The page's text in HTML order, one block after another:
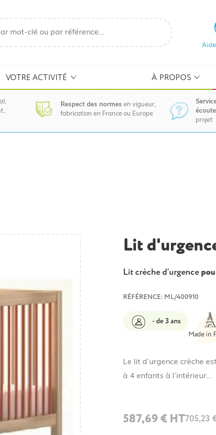
VOTRE ACTIVITÉ À PROPOS
Respect des normes en vigueur,
fabrication en France ou Europe
projet
Lit
Lit crèche d’urgence
RÉFÉRENCE: ML/400910
- de 3 ans
Made in
Le lit d’urgence crèche
à 4 enfants à l’intérieur...
587,69 € HT705,23